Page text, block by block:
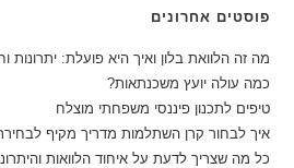
פוסטים אחרונים
מה זה הלוואת בלון ואיך היא פועלת: יתרונות
כמה עולה יועץ משכנתאות?
טיפים לתכנון פיננסי משפחתי מוצלח
איך לבחור קרן השתלמות מדריך מקיף
כל מה שצריך לדעת על איחוד הלוואות